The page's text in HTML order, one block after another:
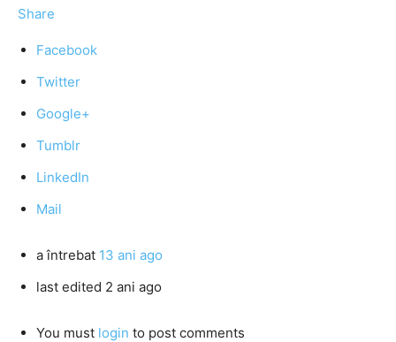
Share
Facebook
Twitter
Google+
Tumblr
LinkedIn
Mail
a întrebat 13 ani ago
last edited 2 ani ago
You must login to post comments